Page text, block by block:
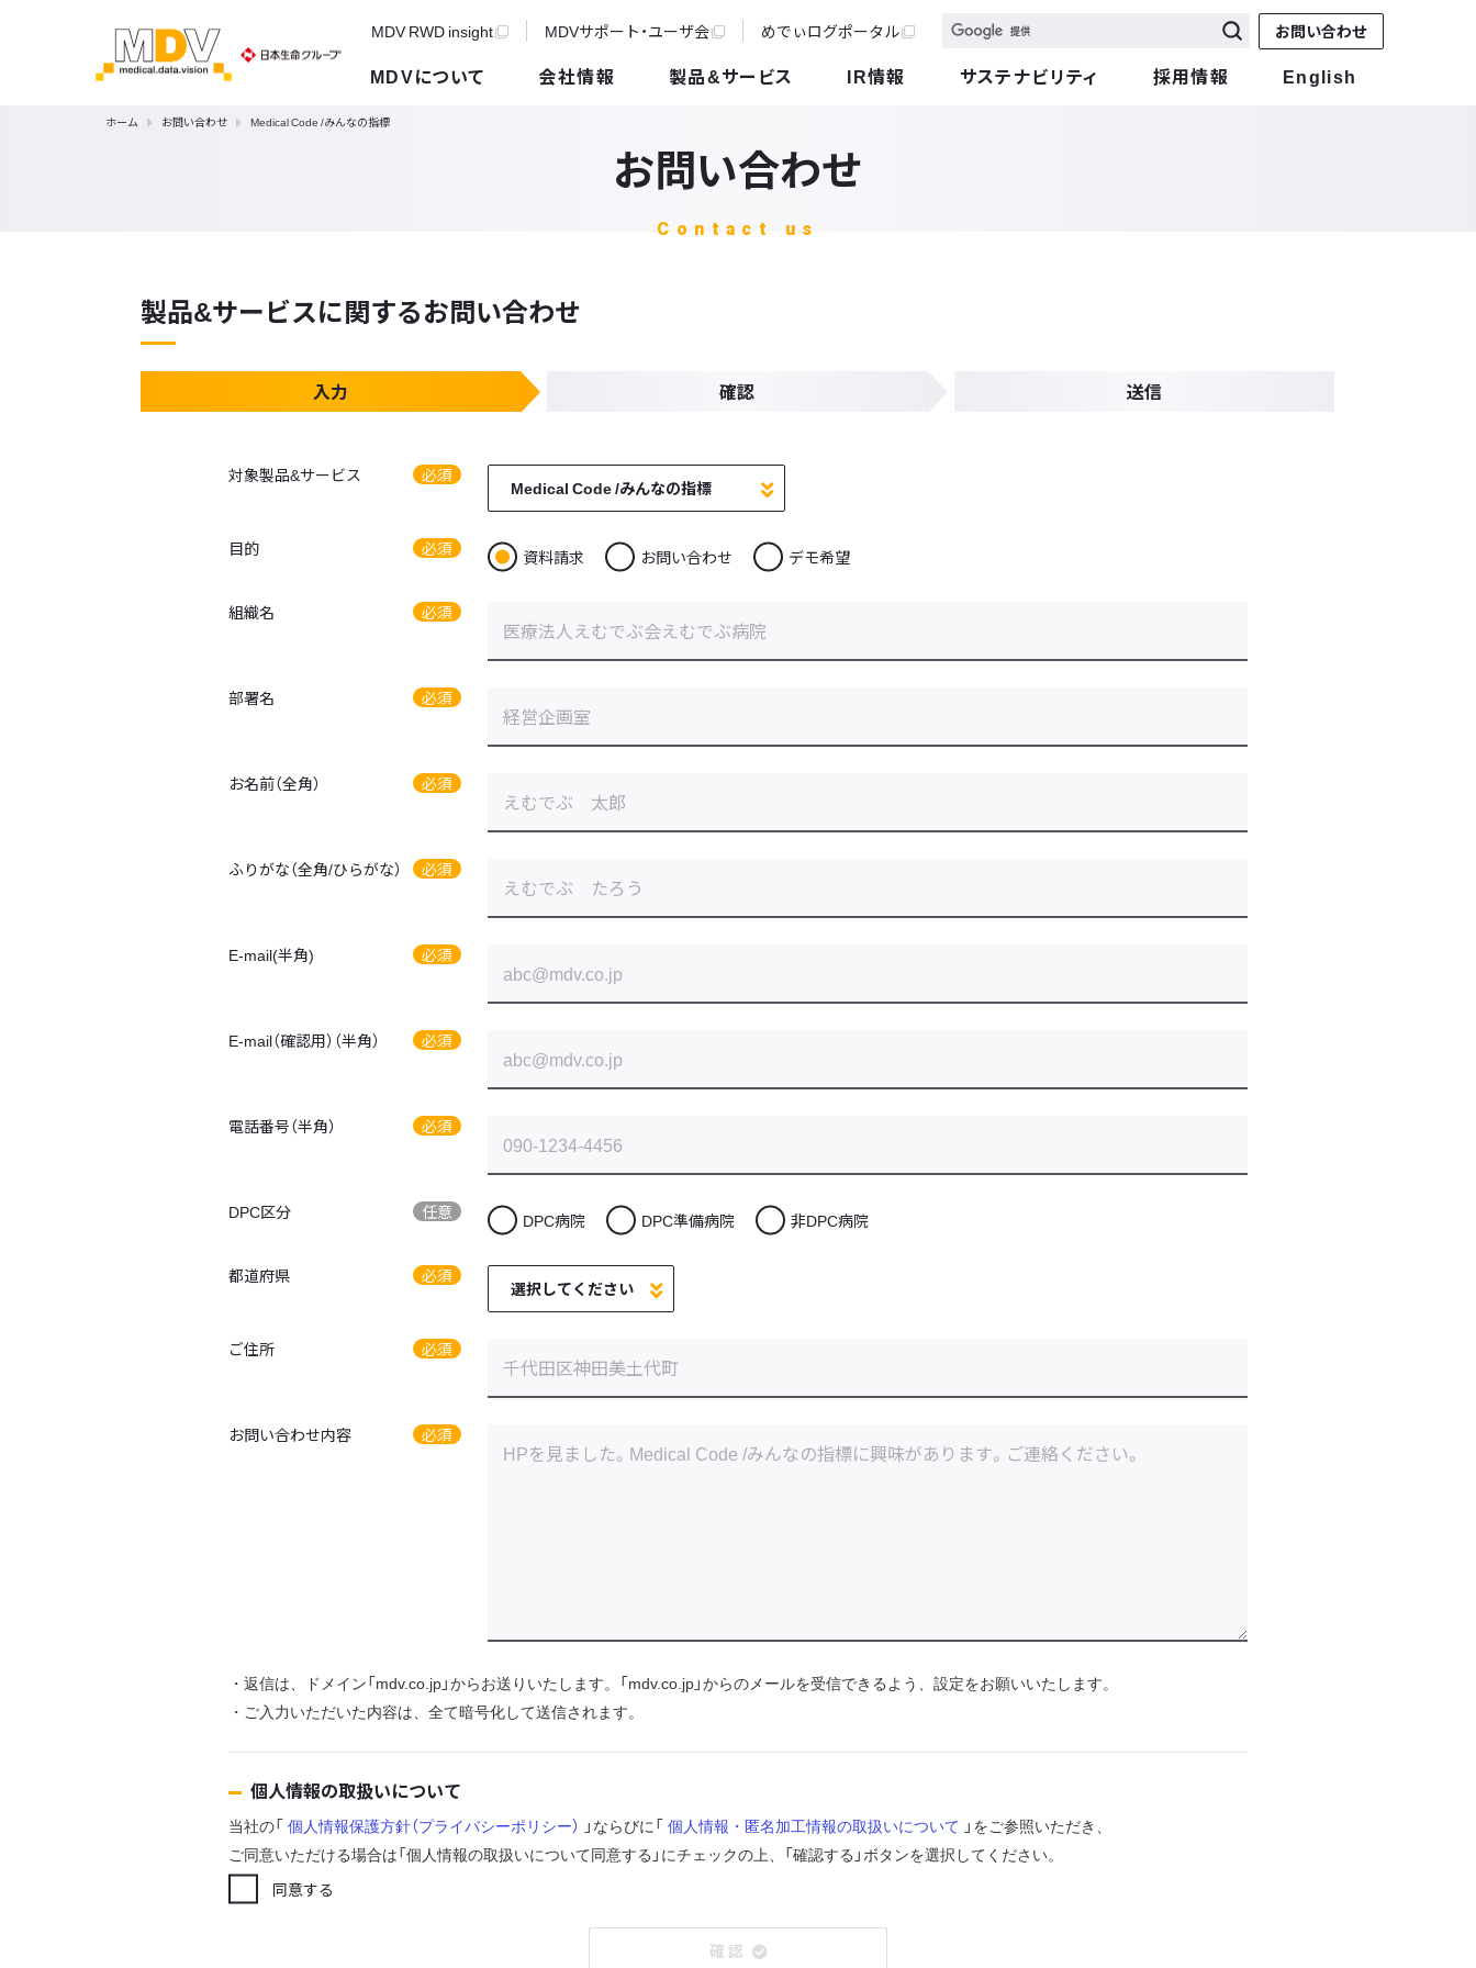
MDV RWD insight MDVサポート・ユーザ会 めでぃログポータル お問い合わせ
MDVについて 会社情報 製品&サービス IR情報 サステナビリティ 採用情報 English
ホーム お問い合わせ Medical Code /みんなの指標
お問い合わせ
Contact us
製品&サービスに関するお問い合わせ
入力 確認 送信
対象製品&サービス 必須
目的 必須 資料請求 お問い合わせ デモ希望
組織名 必須
部署名 必須
お名前（全角） 必須
ふりがな（全角/ひらがな） 必須
E-mail(半角) 必須
E-mail（確認用）（半角） 必須
電話番号（半角） 必須
DPC区分 任意 DPC病院 DPC準備病院 非DPC病院
都道府県 必須
ご住所 必須
お問い合わせ内容 必須
・返信は、ドメイン「mdv.co.jp」からお送りいたします。「mdv.co.jp」からのメールを受信できるよう、設定をお願いいたします。
・ご入力いただいた内容は、全て暗号化して送信されます。
個人情報の取扱いについて
当社の「 個人情報保護方針（プライバシーポリシー） 」ならびに「 個人情報・匿名加工情報の取扱いについて 」をご参照いただき、
ご同意いただける場合は「個人情報の取扱いについて同意する」にチェックの上、「確認する」ボタンを選択してください。
同意する
確 認